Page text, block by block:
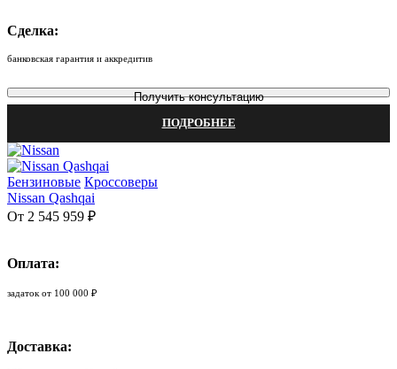
Сделка:
банковская гарантия и аккредитив
Получить консультацию
ПОДРОБНЕЕ
Бензиновые Кроссоверы
Nissan Qashqai
От 2 545 959 ₽
Оплата:
задаток от 100 000 ₽
Доставка: